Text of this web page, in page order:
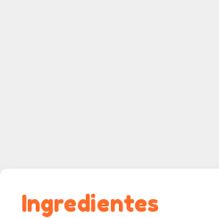
Ingredientes